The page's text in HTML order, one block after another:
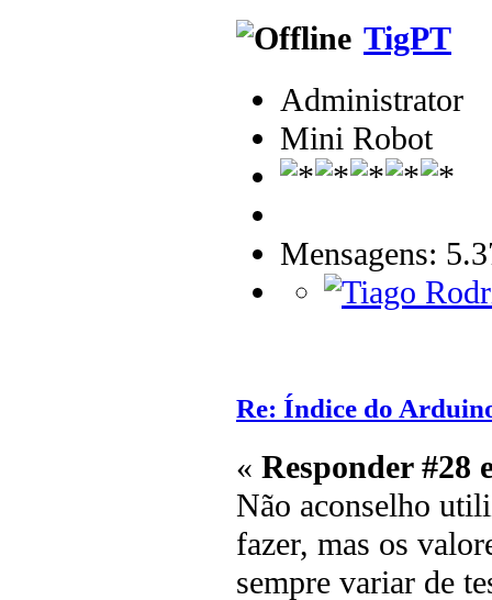
TigPT
Administrator
Mini Robot
Mensagens:
Re: Índice do
« Responder #28
Não aconselho
fazer, mas os
sempre variar de